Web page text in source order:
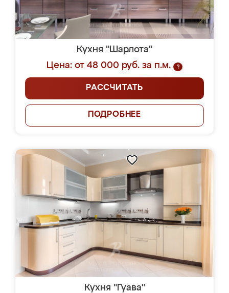
Кухня "Шарлота"
Цена: от 48 000 руб. за п.м.
?
РАССЧИТАТЬ
ПОДРОБНЕЕ
Кухня "Гуава"